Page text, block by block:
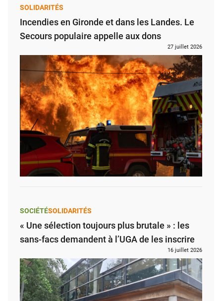
SOLIDARITÉS
Incendies en Gironde et dans les Landes. Le
Secours populaire appelle aux dons
27 juillet 2026
SOCIÉTÉSOLIDARITÉS
« Une sélection toujours plus brutale » : les
sans-facs demandent à l’UGA de les inscrire
16 juillet 2026